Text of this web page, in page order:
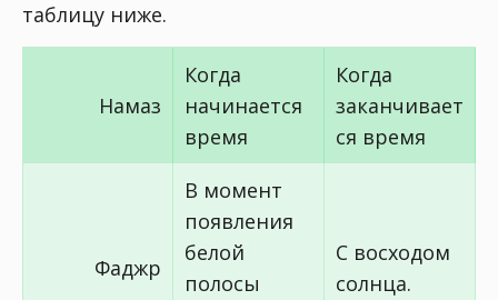
таблицу ниже.
Намаз
Когда
начинается
время
Когда
заканчивает
ся время
Фаджр
В момент
появления
белой
полосы
С восходом
солнца.